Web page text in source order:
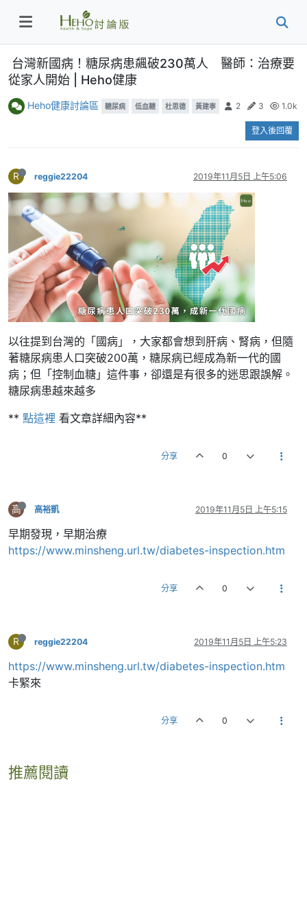
台灣新國病！糖尿病患飆破230萬人 醫師：治療要
從家人開始 | Heho健康
Heho健康討論區 糖尿病 低血糖 杜思德 黃建寧 2 3 1.0k
登入後回覆
R reggie22204 2019年11月5日 上午5:06
以往提到台灣的「國病」，大家都會想到肝病、腎病，但隨
著糖尿病患人口突破200萬，糖尿病已經成為新一代的國
病；但「控制血糖」這件事，卻還是有很多的迷思跟誤解。
糖尿病患越來越多
** 點這裡 看文章詳細內容**
分享 0
高 高裕凱 2019年11月5日 上午5:15
早期發現，早期治療
https://www.minsheng.url.tw/diabetes-inspection.htm
分享 0
R reggie22204 2019年11月5日 上午5:23
https://www.minsheng.url.tw/diabetes-inspection.htm
卡緊來
分享 0
推薦閱讀